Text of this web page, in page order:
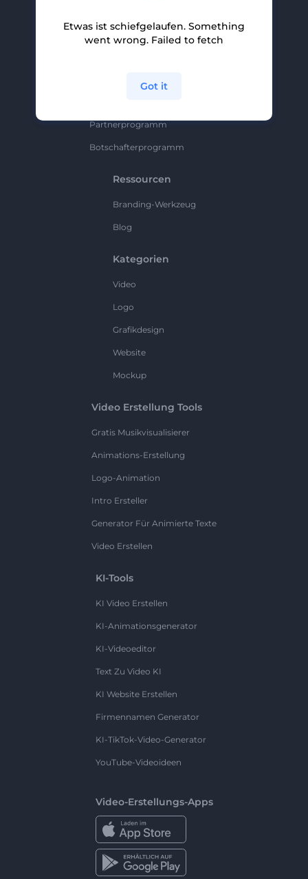
Partnerprogramm
Partnerprogramm
Botschafterprogramm
Ressourcen
Branding-Werkzeug
Blog
Kategorien
Video
Logo
Grafikdesign
Website
Mockup
Video Erstellung Tools
Gratis Musikvisualisierer
Animations-Erstellung
Logo-Animation
Intro Ersteller
Generator Für Animierte Texte
Video Erstellen
KI-Tools
KI Video Erstellen
KI-Animationsgenerator
KI-Videoeditor
Text Zu Video KI
KI Website Erstellen
Firmennamen Generator
KI-TikTok-Video-Generator
YouTube-Videoideen
Video-Erstellungs-Apps
Etwas ist schiefgelaufen. Something
went wrong. Failed to fetch
Got it